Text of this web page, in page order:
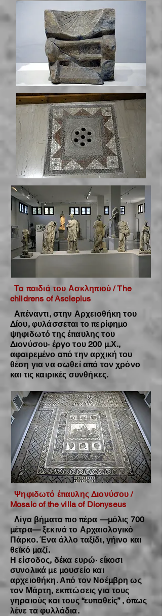
Τα παιδιά του Ασκληπιού / The
childrens of Asclepius
Απέναντι, στην Αρχειοθήκη του
Δίου, φυλάσσεται το περίφημο
ψηφιδωτό της έπαυλης του
Διονύσου· έργο του 200 μ.Χ.,
αφαιρεμένο από την αρχική του
θέση για να σωθεί από τον χρόνο
και τις καιρικές συνθήκες.
Ψηφιδωτό έπαυλης Διονύσου /
Mosaic of the villa of Dionyseus
Λίγα βήματα πιο πέρα —μόλις 700
μέτρα— ξεκινά το Αρχαιολογικό
Πάρκο. Ένα άλλο ταξίδι, γήινο και
θεϊκό μαζί.
Η είσοδος, δέκα ευρώ· είκοσι
συνολικά με μουσείο και
αρχειοθήκη. Από τον Νοέμβρη ως
τον Μάρτη, εκπτώσεις για τους
γηραιούς και τους “ευπαθείς” , όπως
λένε τα φυλλάδια.